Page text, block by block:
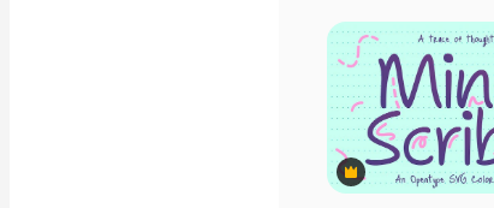
Skabeloner
Mockups
Videoer
Optagelser
Motion graphics
Videoskabeloner
Ikoner
3D modeller
Skrifttyper
Premium